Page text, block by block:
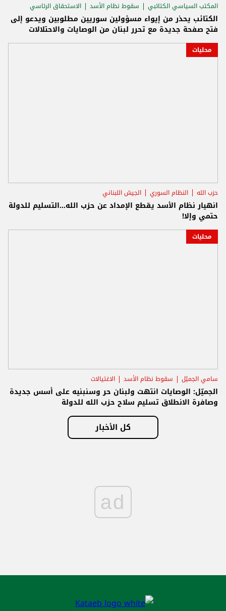
المكتب السياسي الكتائبي سقوط نظام الأسد الاستحقاق الرئاسي
الكتائب يحذر من إيواء مسؤولين سوريين مطلوبين ويدعو إلى
فتح صفحة جديدة مع تحرر لبنان من الوصايات والاحتلالات
محليات
حزب الله النظام السوري الجيش اللبناني
انهيار نظام الأسد يقطع الإمداد عن حزب الله...التسليم للدولة
حتمي وإلا!
محليات
سامي الجميّل سقوط نظام الأسد الاغتيالات
الجميّل: الوصايات انتهت ولبنان حر وسنبنيه على أسس جديدة
وصافرة الانطلاق تسليم سلاح حزب الله للدولة
كل الأخبار
ad